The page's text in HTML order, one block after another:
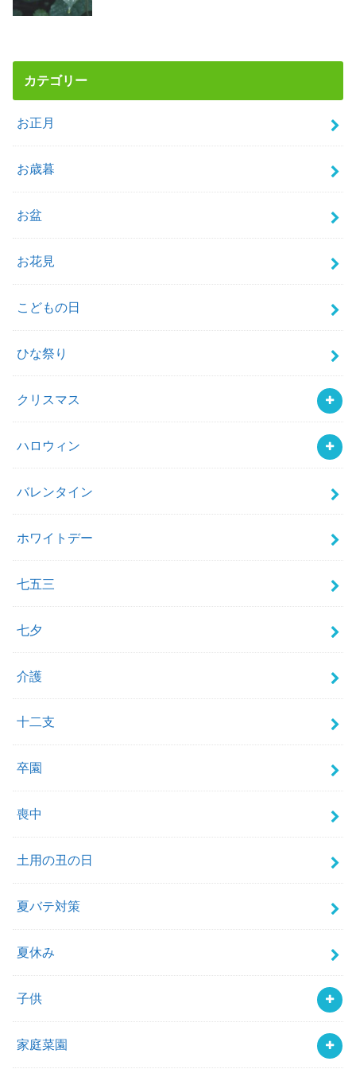
カテゴリー
お正月
お歳暮
お盆
お花見
こどもの日
ひな祭り
クリスマス
ハロウィン
バレンタイン
ホワイトデー
七五三
七夕
介護
十二支
卒園
喪中
土用の丑の日
夏バテ対策
夏休み
子供
家庭菜園